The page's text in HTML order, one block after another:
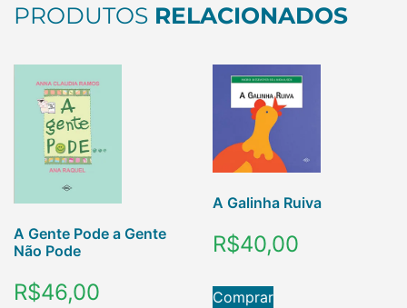
PRODUTOS RELACIONADOS
A Gente Pode a Gente
Não Pode
R$46,00
A Galinha Ruiva
R$40,00
Comprar